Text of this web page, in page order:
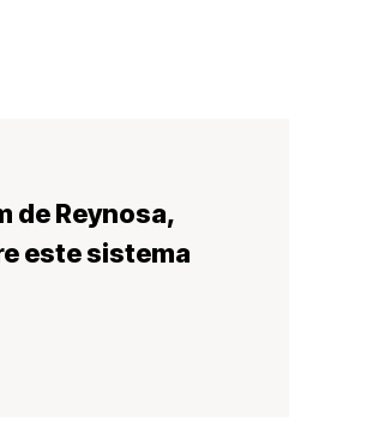
de Reynosa,
este sistema